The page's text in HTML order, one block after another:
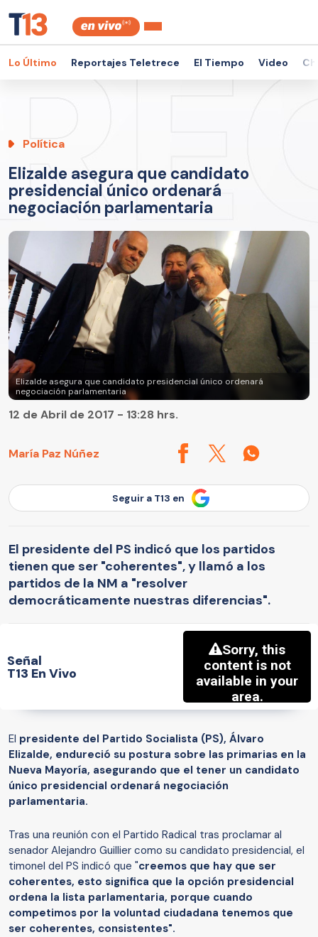
Lo Último Reportajes Teletrece El Tiempo Video
Política
Elizalde asegura que candidato
presidencial único ordenará
negociación parlamentaria
Elizalde asegura que candidato presidencial único ordenará
negociación parlamentaria
María Paz Núñez
12 de Abril de 2017 - 13:28 hrs.
Seguir a T13 en
El presidente del PS indicó que los partidos
tienen que ser "coherentes", y llamó a los
partidos de la NM a "resolver
democráticamente nuestras diferencias".
Señal
T13 En Vivo
El presidente del Partido Socialista (PS), Álvaro
Elizalde, endureció su postura sobre las primarias en la
Nueva Mayoría, asegurando que el tener un candidato
único presidencial ordenará negociación
parlamentaria.
Tras una reunión con el Partido Radical tras proclamar al
senador Alejandro Guillier como su candidato presidencial, el
timonel del PS indicó que "creemos que hay que ser
coherentes, esto significa que la opción presidencial
ordena la lista parlamentaria, porque cuando
competimos por la voluntad ciudadana tenemos que
ser coherentes, consistentes".